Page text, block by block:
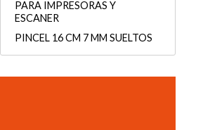
PARA IMPRESORAS Y
ESCANER
PINCEL 16 CM 7 MM SUELTOS